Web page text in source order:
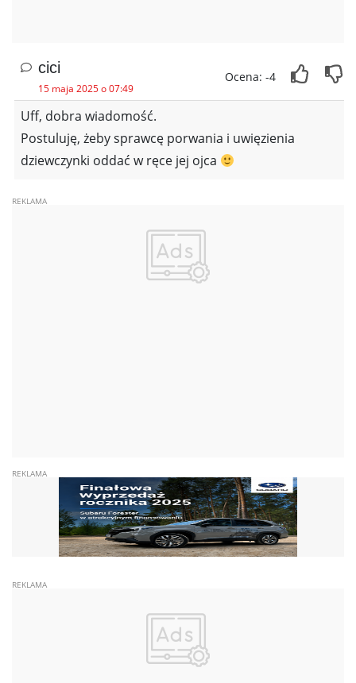
cici
15 maja 2025 o 07:49
Ocena: -4
Uff, dobra wiadomość.
Postuluję, żeby sprawcę porwania i uwięzienia
dziewczynki oddać w ręce jej ojca